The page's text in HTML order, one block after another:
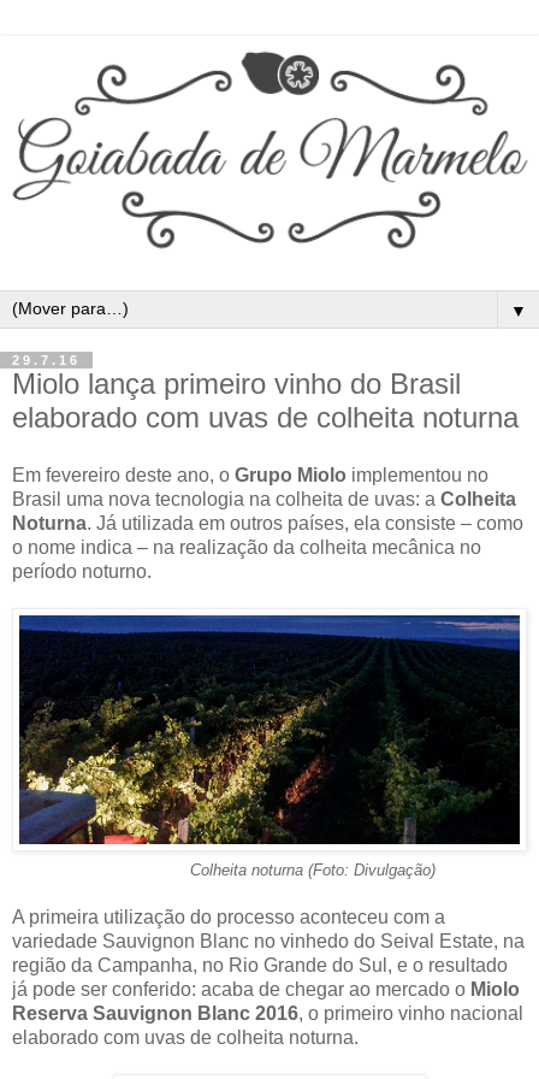
▼
29.7.16
Miolo lança primeiro vinho do Brasil
elaborado com uvas de colheita noturna
Em fevereiro deste ano, o Grupo Miolo implementou no
Brasil uma nova tecnologia na colheita de uvas: a Colheita
Noturna. Já utilizada em outros países, ela consiste – como
o nome indica – na realização da colheita mecânica no
período noturno.
Colheita noturna (Foto: Divulgação)
A primeira utilização do processo aconteceu com a
variedade Sauvignon Blanc no vinhedo do Seival Estate, na
região da Campanha, no Rio Grande do Sul, e o resultado
já pode ser conferido: acaba de chegar ao mercado o Miolo
Reserva Sauvignon Blanc 2016, o primeiro vinho nacional
elaborado com uvas de colheita noturna.